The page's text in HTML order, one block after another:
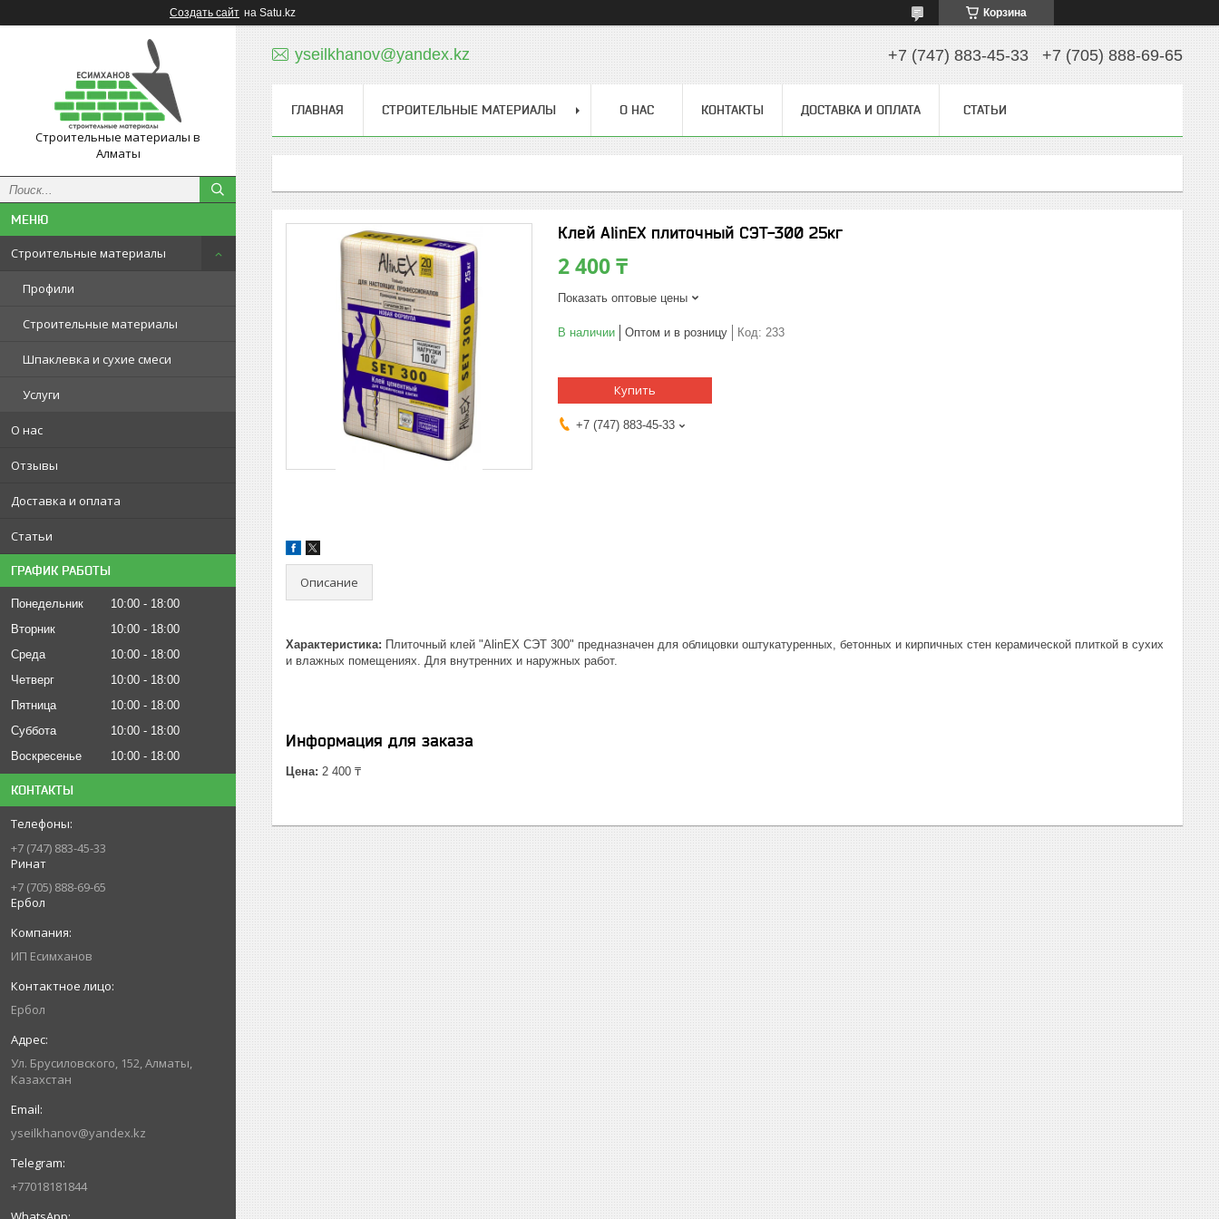
Создать сайт на Satu.kz Корзина
Строительные материалы в
Алматы
Строительные материалы
Профили
Строительные материалы
Шпаклевка и сухие смеси
Услуги
О нас
Отзывы
Доставка и оплата
Статьи
ГРАФИК РАБОТЫ
Понедельник 10:00
18:00
Вторник
10:00
18:00
Среда
10:00
18:00
Четверг
10:00
18:00
Пятница
10:00
18:00
Суббота
10:00
18:00
Воскресенье
10:00 18:00
КОНТАКТЫ
+7 (747) 883-45-33
Ринат
+7 (705) 888-69-65
Ербол
ИП Есимxанов
Ербол
Ул. Брусиловского, 152, Алматы,
Казахстан
yseilkhanov@yandex.kz
+77018181844
yseilkhanov@yandex.kz +7 (747) 883-45-33 +7 (705) 888-69-65
ГЛАВНАЯ СТРОИТЕЛЬНЫЕ МАТЕРИАЛЫ О НАС КОНТАКТЫ ДОСТАВКА И ОПЛАТА СТАТЬИ
Клей AlinEX плиточный СЭТ-300 25кг
2 400 ₸
Показать оптовые цены
В наличии Оптом и в розницу Код: 233
Купить
+7 (747) 883-45-33
Описание
Характеристика: Плиточный клей "AlinEX СЭТ 300" предназначен для облицовки оштукатуренных, бетонных и кирпичных стен керамической плиткой в сухих
и влажных помещениях. Для внутренних и наружных работ.
Информация для заказа
Цена: 2 400 ₸